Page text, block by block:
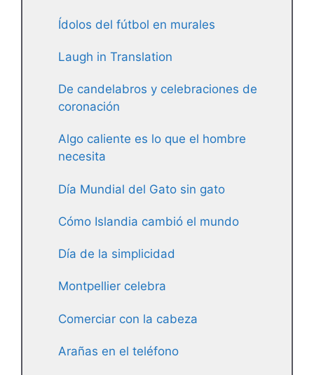
Ídolos del fútbol en murales
Laugh in Translation
De candelabros y celebraciones de
coronación
Algo caliente es lo que el hombre
necesita
Día Mundial del Gato sin gato
Cómo Islandia cambió el mundo
Día de la simplicidad
Montpellier celebra
Comerciar con la cabeza
Arañas en el teléfono